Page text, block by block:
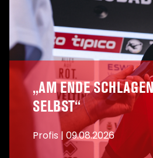
„AM ENDE
SELBST“
Profis | 09.08.2026